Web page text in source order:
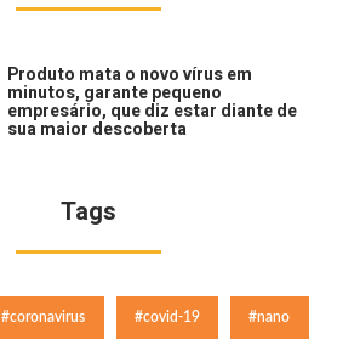
Produto mata o novo vírus em
minutos, garante pequeno
empresário, que diz estar diante de
sua maior descoberta
Tags
#coronavirus #covid-19 #nano